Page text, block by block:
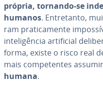
própria, tornando-se
humanos. En­tre­tanto,
ram pra­ti­ca­mente
in­te­li­gên­cia ar­ti­fi­cial
forma, existe o risco real
mais com­pe­ten­tes
humana.